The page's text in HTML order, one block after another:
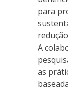
para
A
as